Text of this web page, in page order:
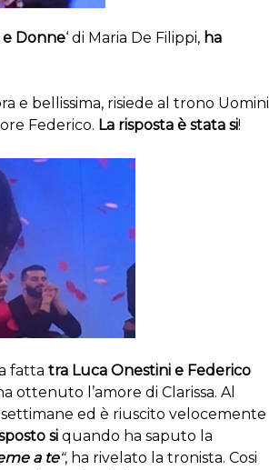
Donne‘ di Maria De Filippi, ha
e bellissima, risiede al trono Uomini
Federico. La risposta è stata si!
fatta tra Luca Onestini e Federico
ottenuto l’amore di Clarissa. Al
ed è riuscito velocemente
siquando ha saputo la
a te“, ha rivelato la tronista. Cosi